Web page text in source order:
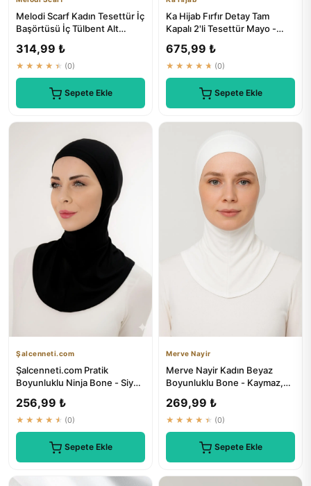
Melodi Scarf Kadın Tesettür İç
Başörtüsü İç Tülbent Alt
314,99 ₺
★★★★★ (0)
Sepete Ekle
Ka Hijab Fırfır Detay Tam
Kapalı 2'li Tesettür Mayo -
675,99 ₺
★★★★★ (0)
Sepete Ekle
Şalcenneti.com
Şalcenneti.com Pratik
Boyunluklu Ninja Bone - Siyah
Gü...
256,99 ₺
★★★★★ (0)
Sepete Ekle
Merve Nayir
Merve Nayir Kadın Beyaz
Boyunluklu Bone - Kaymaz,
269,99 ₺
★★★★★ (0)
Sepete Ekle